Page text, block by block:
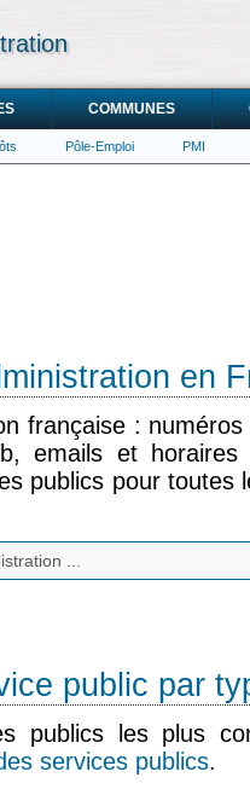
COMMUNES
Pôle-Emploi PMI
en
française :
emails et
publics pour toutes
public par
publics les plus
services publics.